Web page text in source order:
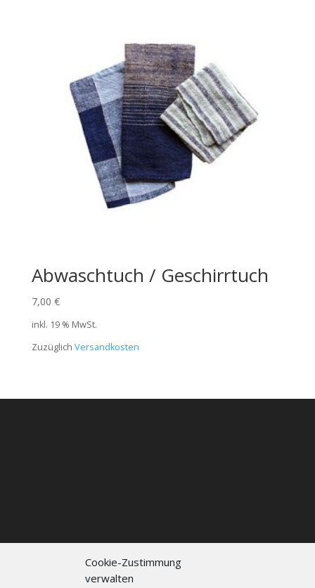
Cookie-Zustimmung
verwalten
Abwaschtuch / Geschirrtuch
7,00 €
inkl. 19 % MwSt.
Zuzüglich Versandkosten
Kontakt